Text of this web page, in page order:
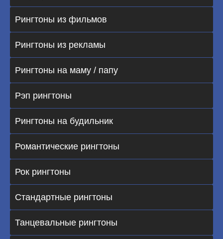
Рингтоны из фильмов
Рингтоны из рекламы
Рингтоны на маму / папу
Рэп рингтоны
Рингтоны на будильник
Романтические рингтоны
Рок рингтоны
Стандартные рингтоны
Танцевальные рингтоны